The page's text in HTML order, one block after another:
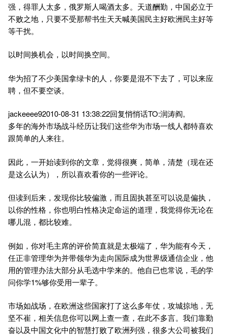
强，得罪人太多，俄罗斯人喝酒太多。天道酬勤，中国必立于
不败之地，只要不受那帮书生天天喊美国民主好欧洲民主好等
等干扰。
以时间换机会，以时间换空间。
华为招了不少美国拿绿卡的人，你要是混不下去了，可以来应
聘，但不要空谈。
jackeeee92010-08-31 13:38:22回复悄悄话TO:润涛阎,
多年的海外市场战斗经历让我们这些华为市场一线人都特喜欢
跟简单的人来往。
因此，一开始读到你的文章，觉得很爽，简单，清楚（现在还
是这么认为），所以喜欢看你的一些评论。
但读到后来，发现你比较偏激，而且固执甚至可以说是偏执，
以你的性格，你也明白性格决定命运的道理，我觉得你无论在
哪儿混，都比较难。
例如，你对毛主席的评价简直就是太极端了，华为能有今天，
任正非管理华为并带领华为走向国际成为世界级通信企业，他
用的管理办法大部分从毛选中学来的。他自已也常说，毛的学
问你学1%够你受用一辈子。
市场如战场，在欧洲这些国家打了这么多年仗，攻城掠地，无
坚不崔，相关信息你可以网上查一查，在此不多言。我们靠勤
奋以及中国文化中的智慧打败了欧洲列强，很多大公司被我们